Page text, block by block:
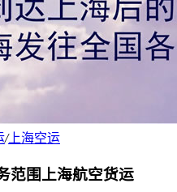
/上海空运
范围上海航空货运